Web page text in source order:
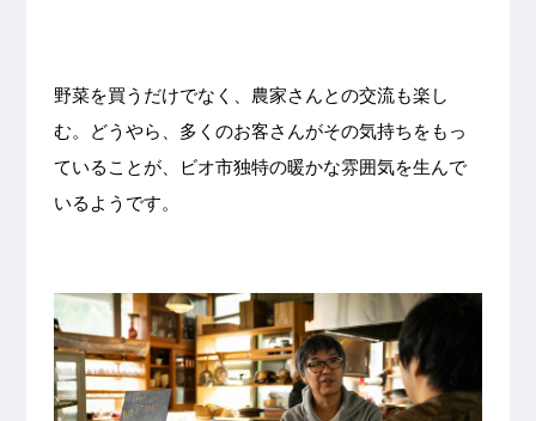
野菜を買うだけでなく、農家さんとの交流も楽し
む。どうやら、多くのお客さんがその気持ちをもっ
ていることが、ビオ市独特の暖かな雰囲気を生んで
いるようです。